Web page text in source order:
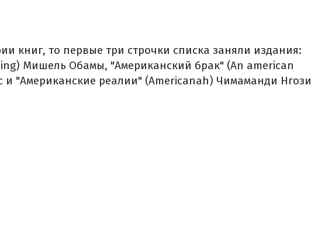
книг, то первые три строчки списка заняли издания:
Мишель Обамы, "Американский брак" (An american
и "Американские реалии" (Americanah) Чимаманди Нгози